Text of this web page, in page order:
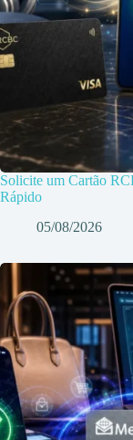
Solicite um Cartão
Rápido
05/08/2026